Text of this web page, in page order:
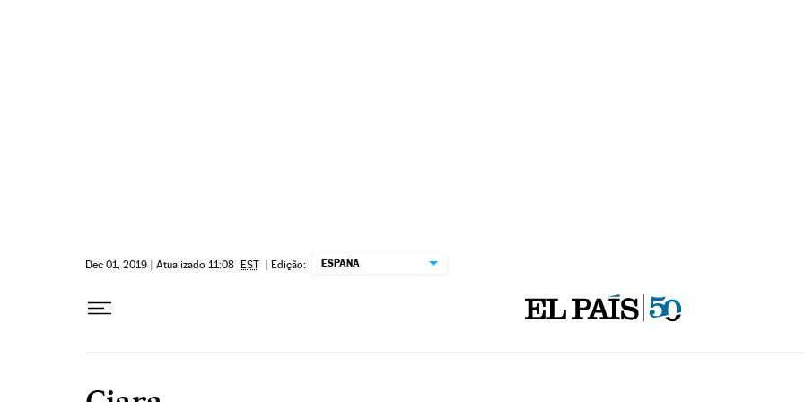
Dec 01, 2019 | Atualizado 11:08 EST | Edição: ESPAÑA